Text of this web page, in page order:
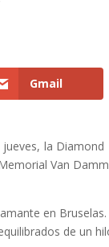
Gmail
la
Van
en
de un